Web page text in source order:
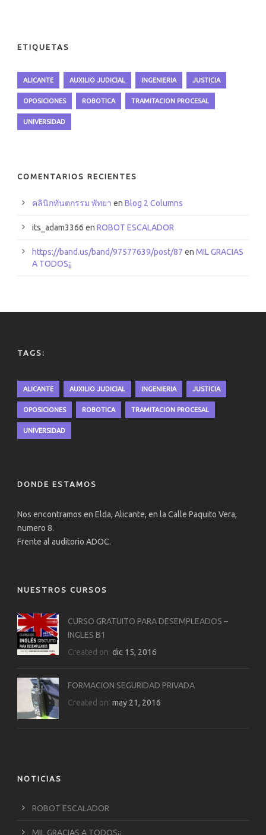
ETIQUETAS
ALICANTE AUXILIO JUDICIAL INGENIERIA JUSTICIA
OPOSICIONES ROBOTICA TRAMITACION PROCESAL
UNIVERSIDAD
COMENTARIOS RECIENTES
คลินิกทันตกรรม พัทยา en Blog 2 Columns
its_adam3366 en ROBOT ESCALADOR
https://band.us/band/97577639/post/87 en MIL GRACIAS
A TODOS¡¡
TAGS:
ALICANTE AUXILIO JUDICIAL INGENIERIA JUSTICIA
OPOSICIONES ROBOTICA TRAMITACION PROCESAL
UNIVERSIDAD
DONDE ESTAMOS
Nos encontramos en Elda, Alicante, en la Calle Paquito Vera,
numero 8.
Frente al auditorio ADOC.
NUESTROS CURSOS
CURSO GRATUITO PARA DESEMPLEADOS –
INGLES B1
Created on dic 15, 2016
FORMACION SEGURIDAD PRIVADA
Created on may 21, 2016
NOTICIAS
ROBOT ESCALADOR
MIL GRACIAS A TODOS¡¡